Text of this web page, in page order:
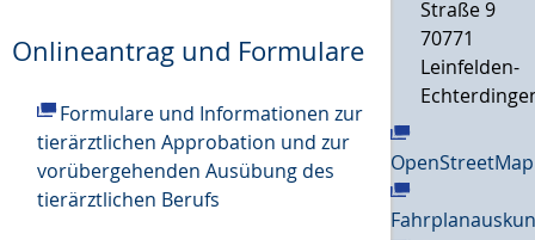
Onlineantrag und Formulare
Formulare und Informationen zur
tierärztlichen Approbation und zur
vorübergehenden Ausübung des
tierärztlichen Berufs
Straße 9
70771
Leinfelden-
OpenStreetMap